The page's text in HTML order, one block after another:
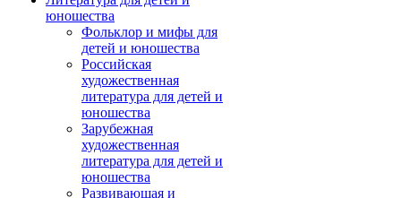
юношества
Фольклор и мифы для
детей и юношества
Российская
художественная
литература для детей и
юношества
Зарубежная
художественная
литература для детей и
юношества
Развивающая и